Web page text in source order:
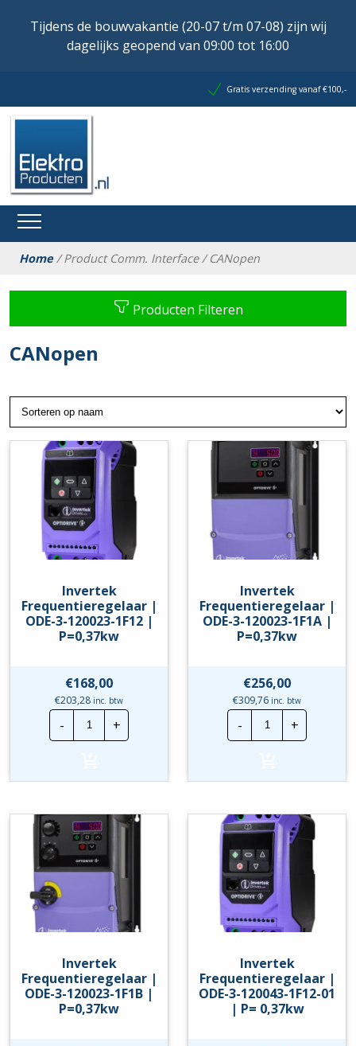
Tijdens de bouwvakantie (20-07 t/m 07-08) zijn wij
dagelijks geopend van 09:00 tot 16:00
Gratis verzending vanaf €100,-
Home/ Product Comm. Interface / CANopen
Producten Filteren
CANopen
Invertek
Frequentieregelaar |
ODE-3-120023-1F12 |
P=0,37kw
€168,00
€203,28 inc. btw
-
Invertek
Frequentieregelaar
|
120023-
P=0,37kw
hoeveelheid
+
Invertek
Frequentieregelaar |
ODE-3-120023-1F1A |
P=0,37kw
€256,00
€309,76 inc. btw
-
Invertek
|
120023-
P=0,37kw
hoeveelheid
+
Invertek
Frequentieregelaar |
ODE-3-120023-1F1B |
P=0,37kw
Invertek
Frequentieregelaar |
ODE-3-120043-1F12-01
| P= 0,37kw